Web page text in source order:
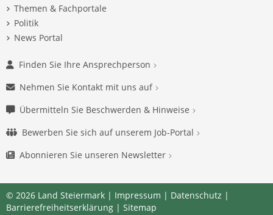
Themen & Fachportale
Politik
News Portal
Finden Sie Ihre Ansprechperson
Nehmen Sie Kontakt mit uns auf
Übermitteln Sie Beschwerden & Hinweise
Bewerben Sie sich auf unserem Job-Portal
Abonnieren Sie unseren Newsletter
© 2026 Land Steiermark | Impressum | Datenschutz |
Barrierefreiheitserklärung | Sitemap